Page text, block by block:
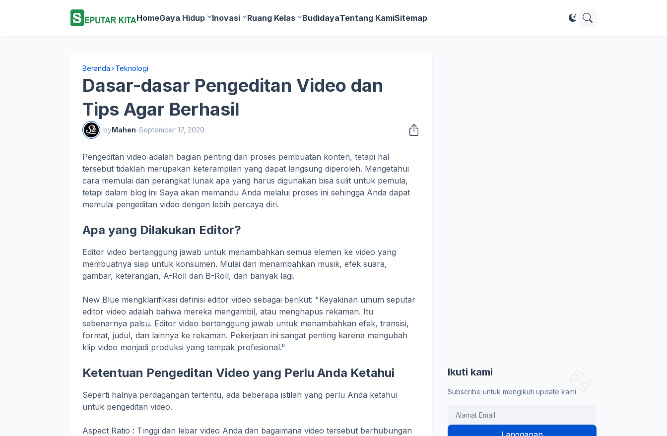
HomeGaya Hidup Inovasi Ruang Kelas BudidayaTentang KamiSitemap
Beranda Teknologi
Dasar-dasar Pengeditan Video dan
Tips Agar Berhasil
byMahen-September 17, 2020
Pengeditan video adalah bagian penting dari proses pembuatan konten, tetapi hal
tersebut tidaklah merupakan keterampilan yang dapat langsung diperoleh. Mengetahui
cara memulai dan perangkat lunak apa yang harus digunakan bisa sulit untuk pemula,
tetapi dalam blog ini Saya akan memandu Anda melalui proses ini sehingga Anda dapat
memulai pengeditan video dengan lebih percaya diri.
Apa yang Dilakukan Editor?
Editor video bertanggung jawab untuk menambahkan semua elemen ke video yang
membuatnya siap untuk konsumen. Mulai dari menambahkan musik, efek suara,
gambar, keterangan, A-Roll dan B-Roll, dan banyak lagi.
New Blue mengklarifikasi definisi editor video sebagai berikut: "Keyakinan umum seputar
editor video adalah bahwa mereka mengambil, atau menghapus rekaman. Itu
sebenarnya palsu. Editor video bertanggung jawab untuk menambahkan efek, transisi,
format, judul, dan lainnya ke rekaman. Pekerjaan ini sangat penting karena mengubah
klip video menjadi produksi yang tampak profesional."
Ketentuan Pengeditan Video yang Perlu Anda Ketahui
Seperti halnya perdagangan tertentu, ada beberapa istilah yang perlu Anda ketahui
untuk pengeditan video.
Aspect Ratio : Tinggi dan lebar video Anda dan bagaimana video tersebut berhubungan
Ikuti kami
Subscribe untuk mengikuti update kami.